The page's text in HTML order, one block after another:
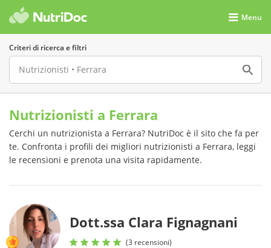
Menu
Criteri di ricerca e filtri
Nutrizionisti a Ferrara
Cerchi un nutrizionista a Ferrara? NutriDoc è il sito che fa per
te. Confronta i profili dei migliori nutrizionisti a Ferrara, leggi
le recensioni e prenota una visita rapidamente.
Dott.ssa Clara Fignagnani
(3 recensioni)